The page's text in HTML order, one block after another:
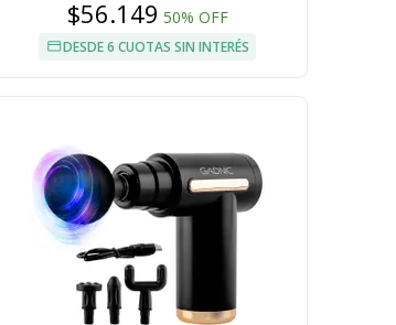
$56.149 50% OFF
DESDE 6 CUOTAS SIN INTERÉS